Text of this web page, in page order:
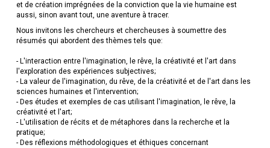
et de création imprégnées de la conviction que la vie humaine est
aussi, sinon avant tout, une aventure à tracer.
Nous invitons les chercheurs et chercheuses à soumettre des
résumés qui abordent des thèmes tels que:
- L'interaction entre l'imagination, le rêve, la créativité et l'art dans
l'exploration des expériences subjectives;
- La valeur de l'imagination, du rêve, de la créativité et de l'art dans les
sciences humaines et l'intervention;
- Des études et exemples de cas utilisant l'imagination, le rêve, la
créativité et l'art;
- L'utilisation de récits et de métaphores dans la recherche et la
pratique;
- Des réflexions méthodologiques et éthiques concernant